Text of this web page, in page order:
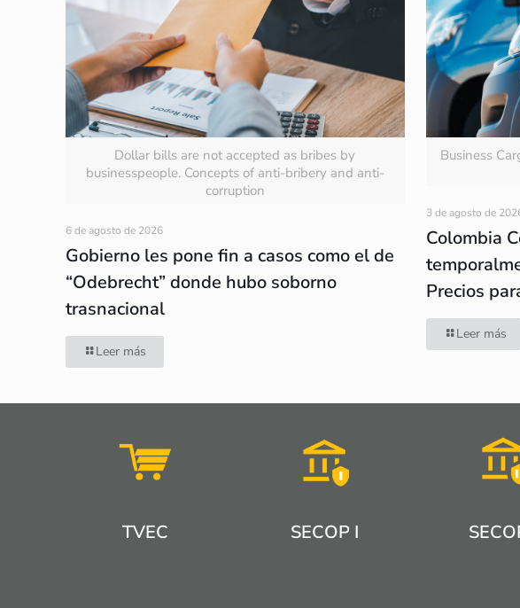
Dollar bills are not accepted as bribes by
businesspeople. Concepts of anti-bribery and anti-
corruption
6 de agosto de 2026
Gobierno les pone fin a casos como el de
“Odebrecht” donde hubo soborno
trasnacional
Leer más
Business
3 de agosto de
Colombia
Precios
Leer más
TVEC SECOP I